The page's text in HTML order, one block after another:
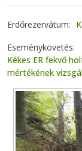
Erdőrezervátum
Eseménykövetés
Kékes ER fekvő
mértékének